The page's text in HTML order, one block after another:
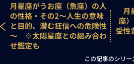
月星座がうお座（魚座）の人
の性格・その2～人生の意味
と目的、潜む狂信への危険性
～ ※太陽星座との組み合わ
せ鑑定も
月
座
受性
この記事のシリー